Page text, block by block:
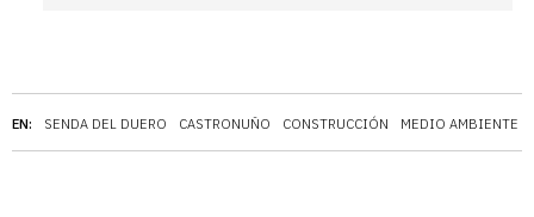
EN: SENDA DEL DUERO CASTRONUÑO CONSTRUCCIÓN MEDIO AMBIENTE